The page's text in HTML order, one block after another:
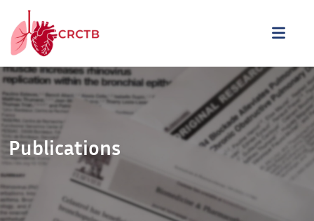
Aller au contenu
Publications